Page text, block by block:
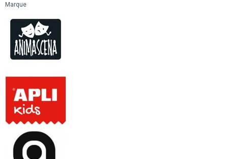
Marque